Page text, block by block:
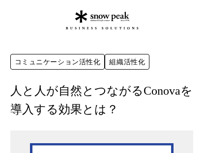
コミュニケーション活性化 組織活性化
人と人が自然とつながるConovaを
導入する効果とは？